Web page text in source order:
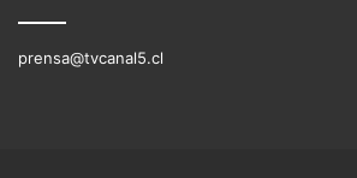
prensa@tvcanal5.cl